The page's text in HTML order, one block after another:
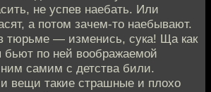
не успев наебать. Или
а потом зачем-то наебывают.
тюрьме — изменись, сука! Ща как
по ней воображаемой
самим с детства били.
вещи такие страшные и плохо